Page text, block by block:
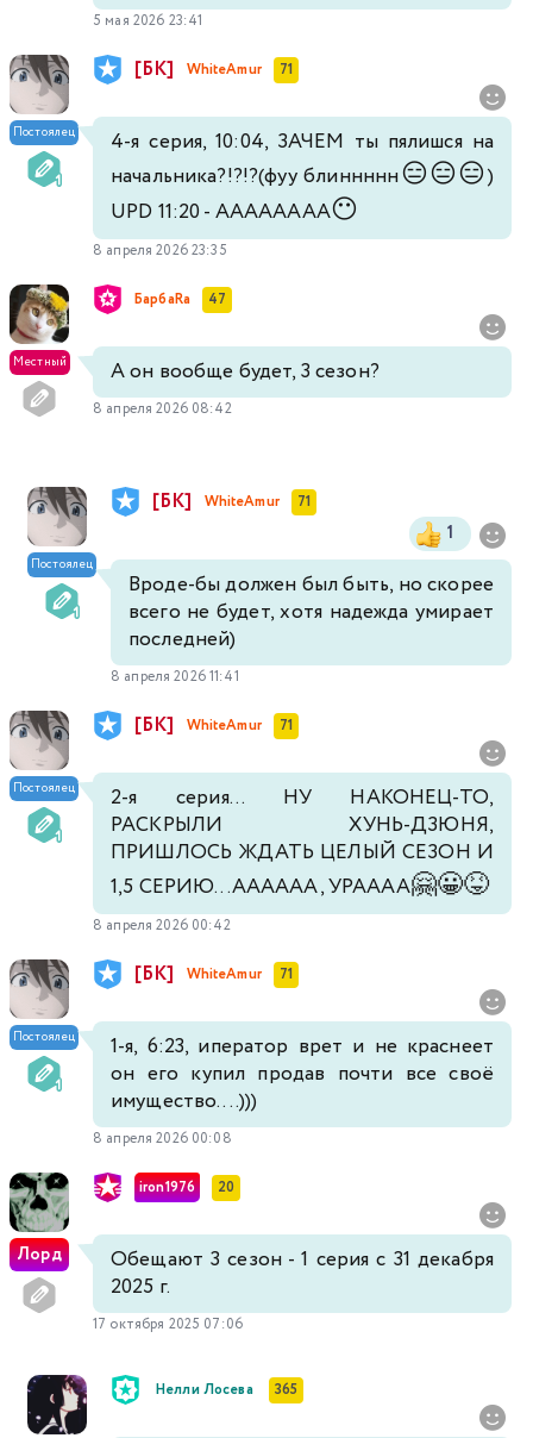
5 мая 2026 23:41
Постоялец
[БК] WhiteAmur 71
4-я серия, 10:04, ЗАЧЕМ ты пялишся на
начальника?!?!?(фуу блиннннн😑😑😑)
UPD 11:20 - АААААААА😶
8 апреля 2026 23:35
Местный
БарбаRа 47
А он вообще будет, 3 сезон?
8 апреля 2026 08:42
Постоялец
[БК] WhiteAmur 71
1
Вроде-бы должен был быть, но скорее
всего не будет, хотя надежда умирает
последней)
8 апреля 2026 11:41
Постоялец
[БК] WhiteAmur 71
2-я серия... НУ НАКОНЕЦ-ТО,
РАСКРЫЛИ ХУНЬ-ДЗЮНЯ,
ПРИШЛОСЬ ЖДАТЬ ЦЕЛЫЙ СЕЗОН И
1,5 СЕРИЮ...АААААА, УРАААА🤗😀😝
8 апреля 2026 00:42
Постоялец
[БК] WhiteAmur 71
1-я, 6:23, иператор врет и не краснеет
он его купил продав почти все своё
имущество....)))
8 апреля 2026 00:08
Лорд
iron1976 20
Обещают 3 сезон - 1 серия с 31 декабря
2025 г.
17 октября 2025 07:06
Нелли Лосева 365